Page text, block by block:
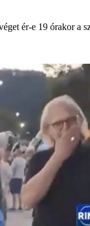
ér-e 19 órakor a